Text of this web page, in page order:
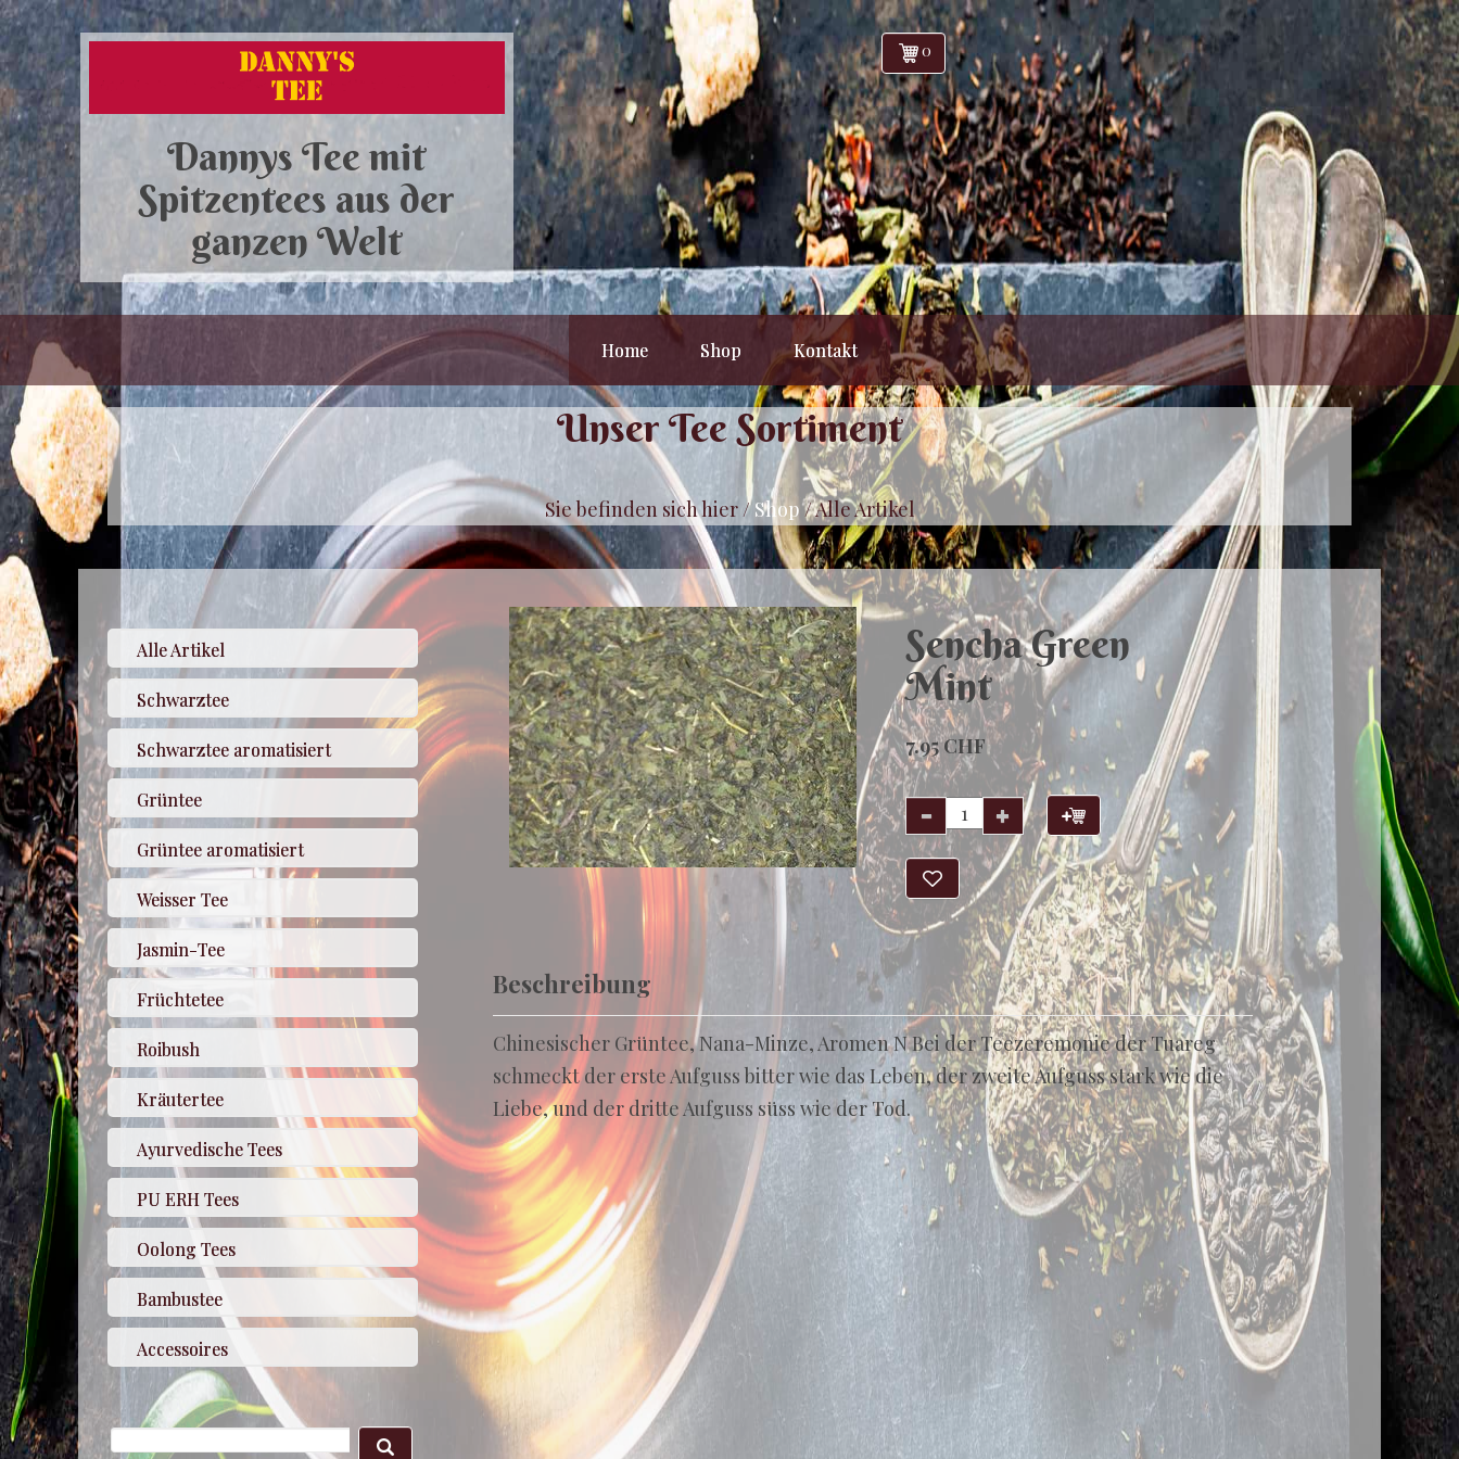
Dannys Tee mit
Spitzentees aus der
ganzen Welt
0
Home Shop Kontakt
Unser Tee Sortiment
Sie befinden sich hier /Shop/Alle Artikel
Alle Artikel
Schwarztee
Schwarztee aromatisiert
Grüntee
Grüntee aromatisiert
Weisser Tee
Jasmin-Tee
Früchtetee
Roibush
Kräutertee
Ayurvedische Tees
PU ERH Tees
Oolong Tees
Bambustee
Accessoires
Sencha Green
Mint
7.95 CHF
Beschreibung
Chinesischer Grüntee, Nana-Minze, Aromen N Bei der Teezeremonie der Tuareg
schmeckt der erste Aufguss bitter wie das Leben, der zweite Aufguss stark wie die
Liebe, und der dritte Aufguss süss wie der Tod.